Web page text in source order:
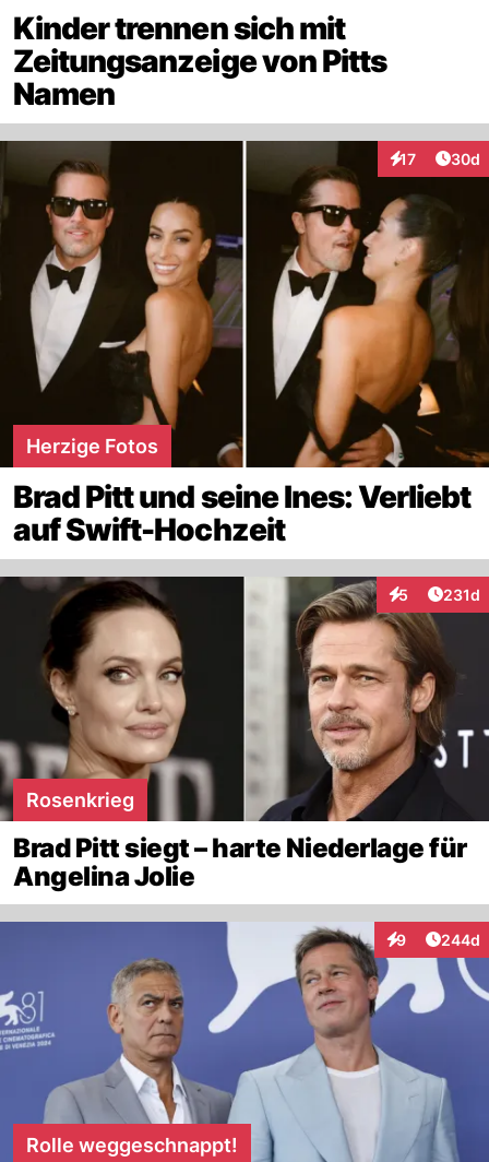
Kinder trennen sich mit
Zeitungsanzeige von Pitts
Namen
17
Interaktionen
30d
Herzige Fotos
Brad Pitt und seine Ines: Verliebt
auf Swift-Hochzeit
5
Interaktionen
231d
Rosenkrieg
Brad Pitt siegt – harte Niederlage für
Angelina Jolie
9
Interaktionen
244d
Rolle weggeschnappt!